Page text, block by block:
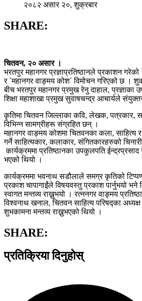
२०८२ असार २०, शुक्रबार
SHARE:
चितवन, २० असार ।
भरतपुर महानगर प्रज्ञाप्रतिष्ठानले प्रकाशन गरेको
र `महानगर वाङ्मय कोश´ विमोचन गरिएको छ ।
बीच भरतपुर महानगर प्रमुख रेनु दाहाल, प्रज्ञाका
शिक्षा महाशाखा प्रमुख सुवाषचन्द्र आचार्यले
कृतिमा चितवन जिल्लाका कवि, लेखक, पत्रकार,
विभिन्न सामग्रीहरू संग्रहित छन् ।
महानगर वाङ्मय कोशमा चितवनका कला, साहित्य
गर्ने साहित्यकार, कलाकार, संगितकारहरुको
कार्यक्रममा प्रतिष्ठानका उपकुलपति ईन्द्रप्रसाद
भएको थियो ।
कार्यक्रममा भवनाथ सडौलाले समग्र कृतिको
प्रकाश चापागाईंले विषयवस्तु प्रकाश पार्नुभयो भने
स्वागत मन्तव्य राख्नुभयो । रत्ननगर वाङ्मय
विश्वनाथ खनाल, चितवन साहित्य परिषद्का
शुभकामना मन्तव्य राख्नुभएको थियो ।
SHARE:
प्रतिक्रिया दिनुहोस्